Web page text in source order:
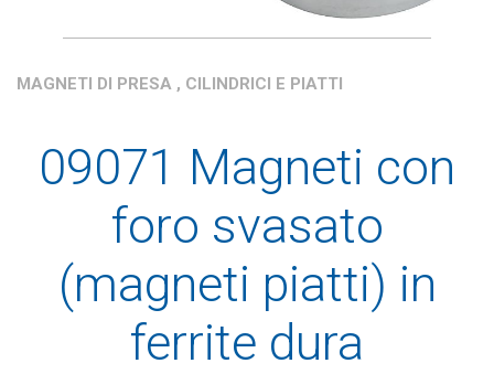
MAGNETI DI PRESA , CILINDRICI E PIATTI
09071 Magneti con
foro svasato
(magneti piatti) in
ferrite dura